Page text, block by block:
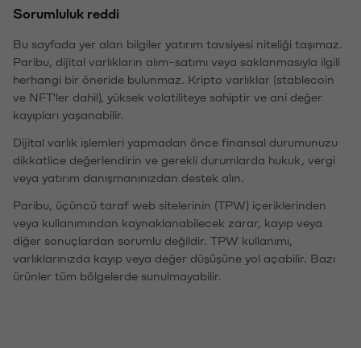
Sorumluluk reddi
Bu sayfada yer alan bilgiler yatırım tavsiyesi niteliği taşımaz.
Paribu, dijital varlıkların alım-satımı veya saklanmasıyla ilgili
herhangi bir öneride bulunmaz. Kripto varlıklar (stablecoin
ve NFT'ler dahil), yüksek volatiliteye sahiptir ve ani değer
kayıpları yaşanabilir.
Dijital varlık işlemleri yapmadan önce finansal durumunuzu
dikkatlice değerlendirin ve gerekli durumlarda hukuk, vergi
veya yatırım danışmanınızdan destek alın.
Paribu, üçüncü taraf web sitelerinin (TPW) içeriklerinden
veya kullanımından kaynaklanabilecek zarar, kayıp veya
diğer sonuçlardan sorumlu değildir. TPW kullanımı,
varlıklarınızda kayıp veya değer düşüşüne yol açabilir. Bazı
ürünler tüm bölgelerde sunulmayabilir.